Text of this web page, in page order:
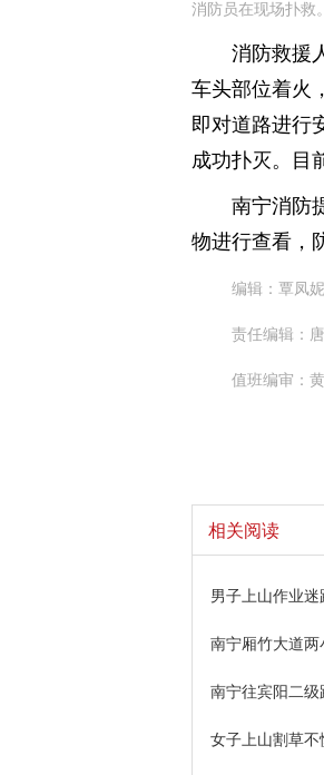
消防员在现场扑救。
消防救援
车头部位着火
即对道路进行
成功扑灭。目
南宁消防
物进行查看，
编辑：覃凤妮
责任编辑：
值班编审：
相关阅读
男子上山作业
南宁厢竹大道
南宁往宾阳二
女子上山割草不